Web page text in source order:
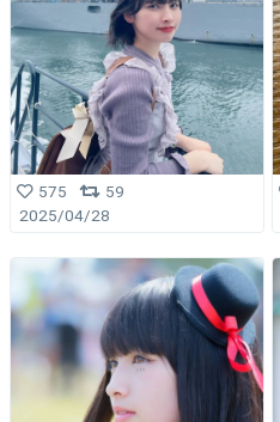
575
59
2025/04/28